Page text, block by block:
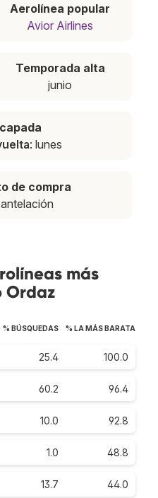
Aerolínea popular
Avior Airlines
Temporada alta
junio
: lunes
de compra
más
Ordaz
% BÚSQUEDAS % LA MÁS BARATA
25.4 100.0
60.2 96.4
10.0 92.8
1.0 48.8
13.7 44.0